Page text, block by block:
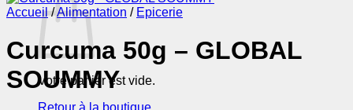
Votre panier est vide.
Retour à la boutique
Accueil /Alimentation / Epicerie
Curcuma 50g – GLOBAL
SOUMMY